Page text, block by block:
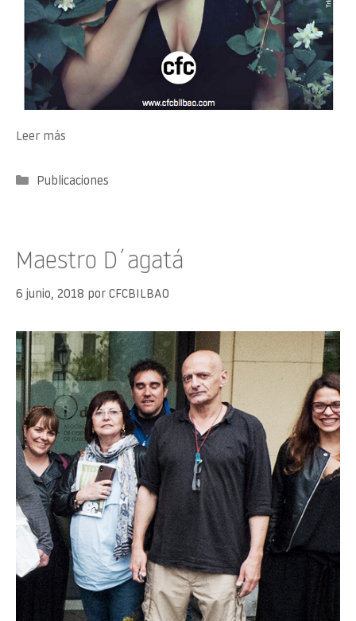
Leer más
Categorías
Publicaciones
Maestro D´agatá
6 junio, 2018 por CFCBILBAO